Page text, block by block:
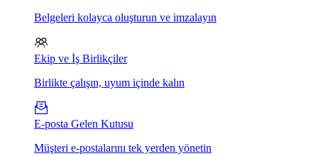
Belgeleri kolayca oluşturun ve imzalayın
Ekip ve İş Birlikçiler
Birlikte çalışın, uyum içinde kalın
E-posta Gelen Kutusu
Müşteri e-postalarını tek yerden yönetin